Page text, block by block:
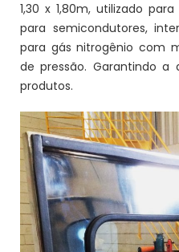
1,30 x 1,80m, utilizado
para semicondutores,
para gás nitrogênio com
de pressão. Garantindo a
produtos.